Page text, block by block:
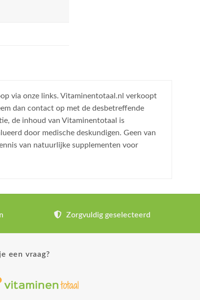
via onze links. Vitaminentotaal.nl verkoopt
dan contact op met de desbetreffende
de inhoud van Vitaminentotaal is
door medische deskundigen. Geen van
van natuurlijke supplementen voor
Zorgvuldig geselecteerd
een vraag?